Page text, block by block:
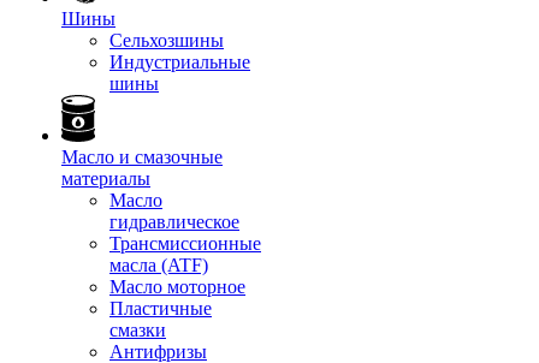
Шины
Сельхозшины
Индустриальные
шины
Масло и смазочные
материалы
Масло
гидравлическое
Трансмиссионные
масла (ATF)
Масло моторное
Пластичные
смазки
Антифризы